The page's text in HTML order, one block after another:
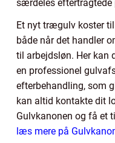
særdeles eftertragtede
Et nyt trægulv koster
både når det handler
til arbejdsløn. Her kan
en professionel
efterbehandling, som
kan altid kontakte dit
Gulvkanonen og få et
læs mere på